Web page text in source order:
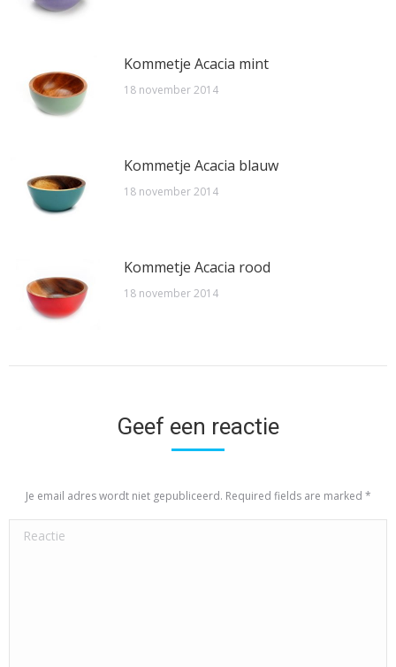
Kommetje Acacia mint
18 november 2014
Kommetje Acacia blauw
18 november 2014
Kommetje Acacia rood
18 november 2014
Geef een reactie
Je email adres wordt niet gepubliceerd. Required fields are marked *
Reactie